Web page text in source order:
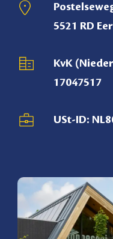
5521 RD
KvK
17047517
USt-ID: